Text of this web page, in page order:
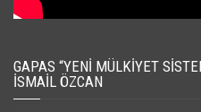
GAPAS “YENI MÜLKIYET
İSMAIL ÖZCAN